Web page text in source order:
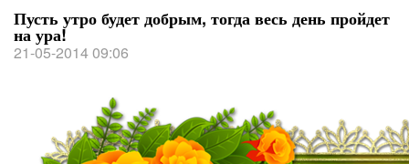
Пусть утро будет добрым, тогда весь день пройдет
на ура!
21-05-2014 09:06